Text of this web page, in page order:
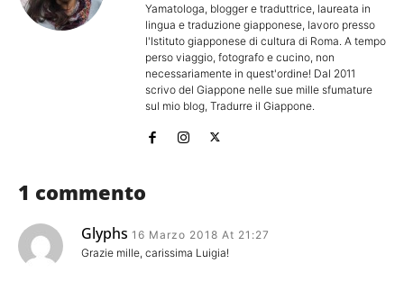
Yamatologa, blogger e traduttrice, laureata in
lingua e traduzione giapponese, lavoro presso
l'Istituto giapponese di cultura di Roma. A tempo
perso viaggio, fotografo e cucino, non
necessariamente in quest'ordine! Dal 2011
scrivo del Giappone nelle sue mille sfumature
sul mio blog, Tradurre il Giappone.
1 commento
Glyphs 16 Marzo 2018 At 21:27
Grazie mille, carissima Luigia!